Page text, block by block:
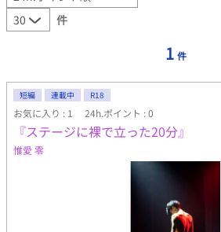
件
1 件
短編 連載中 R18
お気に入り : 1 24h.ポイント : 0
『ステージに裸で立った20分』
惟愛 零